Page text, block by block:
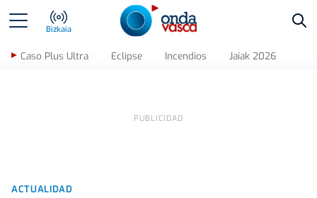
Bizkaia
Caso Plus Ultra Eclipse Incendios Jaiak 2026
ACTUALIDAD